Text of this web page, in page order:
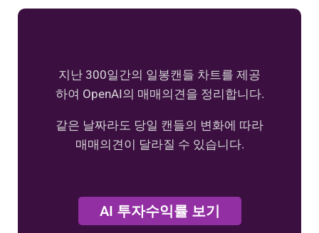
지난 300일간의 일봉캔들 차트를 제공
하여 OpenAI의 매매의견을 정리합니다.
같은 날짜라도 당일 캔들의 변화에 따라
매매의견이 달라질 수 있습니다.
AI 투자수익률 보기